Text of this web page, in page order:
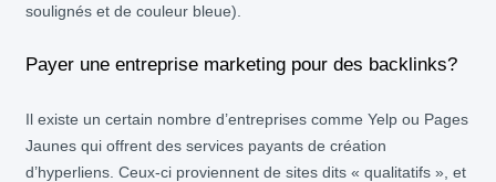
soulignés et de couleur bleue).
Payer une entreprise marketing pour des backlinks?
Il existe un certain nombre d’entreprises comme Yelp ou Pages
Jaunes qui offrent des services payants de création
d’hyperliens. Ceux-ci proviennent de sites dits « qualitatifs », et